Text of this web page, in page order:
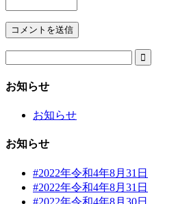

お知らせ
お知らせ
お知らせ
#2022年令和4年8月31日
#2022年令和4年8月31日
#2022年令和4年8月30日